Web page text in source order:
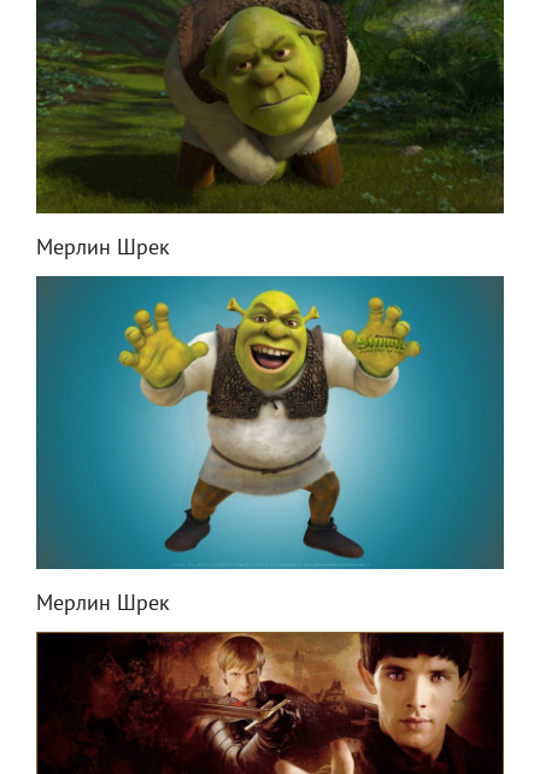
Мерлин Шрек
Мерлин Шрек